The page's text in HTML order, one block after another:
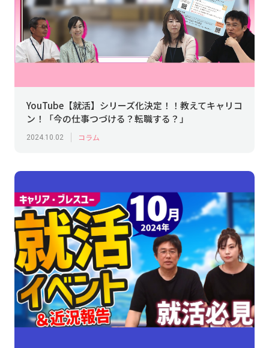
会社概要
コンプライアンス基本方針
個人情報の取扱について
派遣事業者行動指針
YouTube【就活】シリーズ化決定！！教えてキャリコ
ン！「今の仕事つづける？転職する？」
2024.10.02 コラム